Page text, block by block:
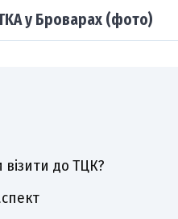
у Броварах (фото)
до ТЦК?